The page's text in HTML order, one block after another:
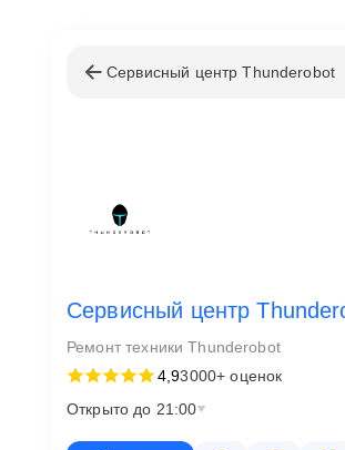
Сервисный центр Thunderobot
Сервисный центр
Ремонт техники Thunderobot
4,93000+ оценок
Открыто до 21:00